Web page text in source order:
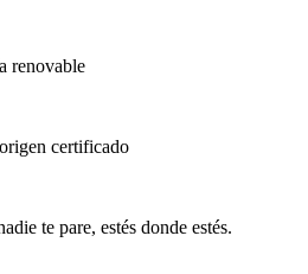
renovable
certificado
te pare, estés donde estés.